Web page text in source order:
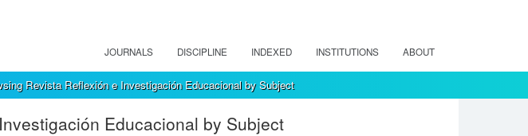
JOURNALS DISCIPLINE INDEXED INSTITUTIONS ABOUT
Revista Reflexión e Investigación Educacional by Subject
Educacional by Subject